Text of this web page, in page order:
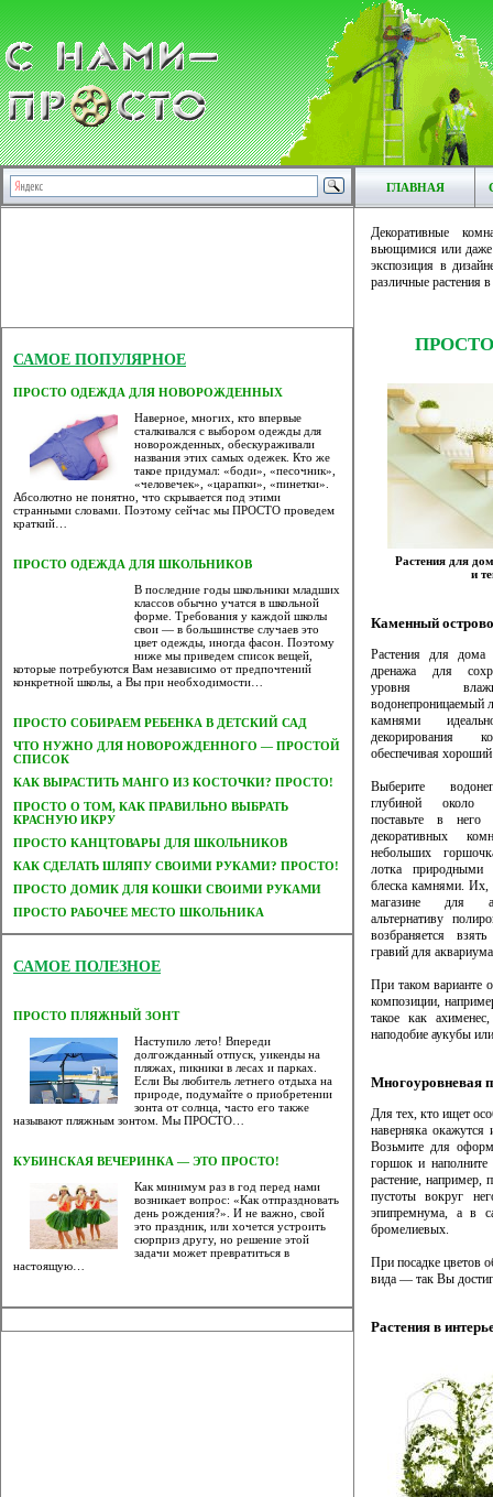
ГЛАВНАЯ
САМОЕ ПОПУЛЯРНОЕ
ПРОСТО ОДЕЖДА ДЛЯ НОВОРОЖДЕННЫХ
Наверное, многих, кто впервые
сталкивался с выбором одежды для
новорожденных, обескураживали
названия этих самых одежек. Кто же
такое придумал: «боди», «песочник»,
«человечек», «царапки», «пинетки».
Абсолютно не понятно, что скрывается под этими
странными словами. Поэтому сейчас мы ПРОСТО проведем
краткий…
ПРОСТО ОДЕЖДА ДЛЯ ШКОЛЬНИКОВ
В последние годы школьники младших
классов обычно учатся в школьной
форме. Требования у каждой школы
свои — в большинстве случаев это
цвет одежды, иногда фасон. Поэтому
ниже мы приведем список вещей,
которые потребуются Вам независимо от предпочтений
конкретной школы, а Вы при необходимости…
ПРОСТО СОБИРАЕМ РЕБЕНКА В ДЕТСКИЙ САД
ЧТО НУЖНО ДЛЯ НОВОРОЖДЕННОГО — ПРОСТОЙ
СПИСОК
КАК ВЫРАСТИТЬ МАНГО ИЗ КОСТОЧКИ? ПРОСТО!
ПРОСТО О ТОМ, КАК ПРАВИЛЬНО ВЫБРАТЬ
КРАСНУЮ ИКРУ
ПРОСТО КАНЦТОВАРЫ ДЛЯ ШКОЛЬНИКОВ
КАК СДЕЛАТЬ ШЛЯПУ СВОИМИ РУКАМИ? ПРОСТО!
ПРОСТО ДОМИК ДЛЯ КОШКИ СВОИМИ РУКАМИ
ПРОСТО РАБОЧЕЕ МЕСТО ШКОЛЬНИКА
САМОЕ ПОЛЕЗНОЕ
ПРОСТО ПЛЯЖНЫЙ ЗОНТ
Наступило лето! Впереди
долгожданный отпуск, уикенды на
пляжах, пикники в лесах и парках.
Если Вы любитель летнего отдыха на
природе, подумайте о приобретении
зонта от солнца, часто его также
называют пляжным зонтом. Мы ПРОСТО…
КУБИНСКАЯ ВЕЧЕРИНКА — ЭТО ПРОСТО!
Как минимум раз в год перед нами
возникает вопрос: «Как отпраздновать
день рождения?». И не важно, свой
это праздник, или хочется устроить
сюрприз другу, но решение этой
задачи может превратиться в
настоящую…
Декоративные
вьющимися или
экспозиция в
различные растения
Растения для
и
Каменный
Растения для дома
дренажа для
уровня
водонепроницаемый
камнями
декорирования
обеспечивая
Выберите
глубиной около
поставьте в него
декоративных
небольших
лотка природными
блеска камнями. Их,
магазине для
альтернативу
возбраняется
гравий для
При таком варианте
композиции,
такое как
наподобие аукубы
Многоуровневая
Для тех, кто ищет
наверняка
Возьмите для
горшок и наполните
растение, например,
пустоты вокруг
эпипремнума, а в
бромелиевых.
При посадке цветов
вида — так Вы
Растения в